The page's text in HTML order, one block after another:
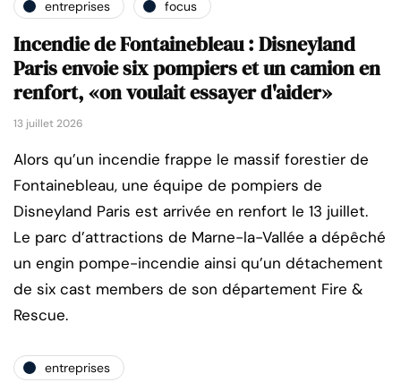
entreprises focus
Incendie de Fontainebleau : Disneyland
Paris envoie six pompiers et un camion en
renfort, «on voulait essayer d'aider»
13 juillet 2026
Alors qu’un incendie frappe le massif forestier de
Fontainebleau, une équipe de pompiers de
Disneyland Paris est arrivée en renfort le 13 juillet.
Le parc d’attractions de Marne-la-Vallée a dépêché
un engin pompe-incendie ainsi qu’un détachement
de six cast members de son département Fire &
Rescue.
entreprises